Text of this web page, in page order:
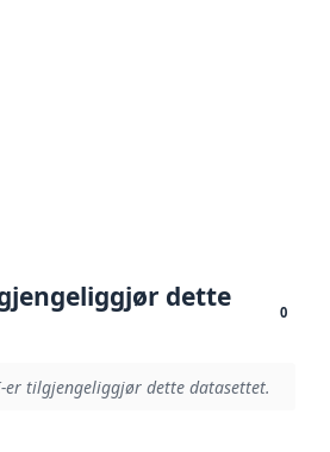
dette
0
er tilgjengeliggjør dette datasettet.